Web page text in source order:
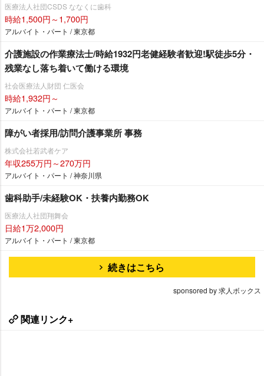
医療法人社団CSDS ななくに歯科
時給1,500円～1,700円
アルバイト・パート / 東京都
介護施設の作業療法士/時給1932円老健経験者歓迎!駅徒歩5分・
残業なし落ち着いて働ける環境
社会医療法人財団 仁医会
時給1,932円～
アルバイト・パート / 東京都
障がい者採用/訪問介護事業所 事務
株式会社若武者ケア
年収255万円～270万円
アルバイト・パート / 神奈川県
歯科助手/未経験OK・扶養内勤務OK
医療法人社団翔舞会
日給1万2,000円
アルバイト・パート / 東京都
続きはこちら
sponsored by 求人ボックス
関連リンク+